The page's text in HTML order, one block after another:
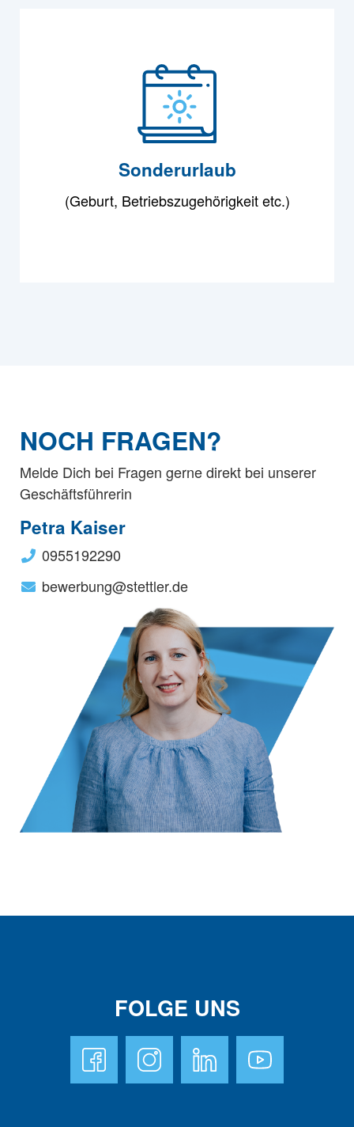
Sonderurlaub
(Geburt, Betriebszugehörigkeit etc.)
NOCH FRAGEN?
Melde Dich bei Fragen gerne direkt bei unserer
Geschäftsführerin
Petra Kaiser
0955192290
bewerbung@stettler.de
FOLGE UNS